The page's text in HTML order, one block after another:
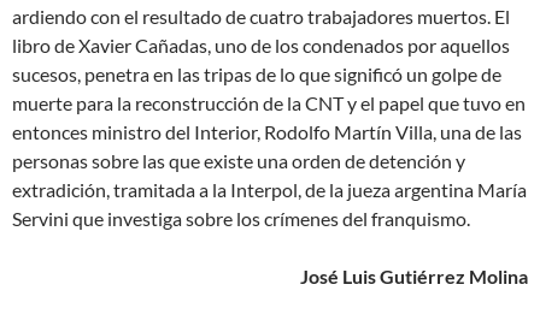
ardiendo con el resultado de cuatro trabajadores muertos. El
libro de Xavier Cañadas, uno de los condenados por aquellos
sucesos, penetra en las tripas de lo que significó un golpe de
muerte para la reconstrucción de la CNT y el papel que tuvo en
entonces ministro del Interior, Rodolfo Martín Villa, una de las
personas sobre las que existe una orden de detención y
extradición, tramitada a la Interpol, de la jueza argentina María
Servini que investiga sobre los crímenes del franquismo.
José Luis Gutiérrez Molina